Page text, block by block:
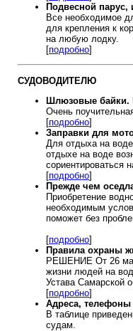
Подвесной
Все необходимое
для крепления к
на любую лодку.
[подробно]
СУДОВОДИТЕЛЮ
Шлюзовые байки.
Очень
[подробно]
Заправки для
Для отдыха на
отдыхе на воде
сориентироваться
[подробно]
Прежде чем
Приобретение
необходимым
поможет без
[подробно]
Правила охраны
РЕШЕНИЕ От 26
жизни людей на
Устава Самарской
[подробно]
Адреса,
В таблице
судам.